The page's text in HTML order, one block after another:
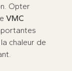
Opter
VMC
chaleur de